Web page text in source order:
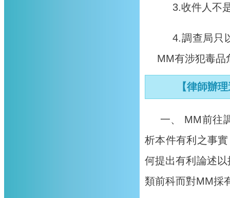
3.收件人不
4.調查局只
MM有涉犯毒品
【律師辦
一、 MM前往
析本件有利之事
何提出有利論述
類前科而對MM採